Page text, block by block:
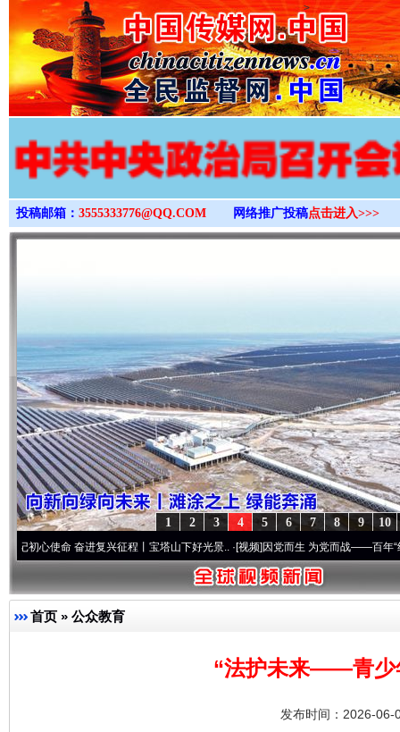
>
投稿邮箱： 3555333776@QQ.COM 网络推广投稿点击进入>>>
10
9
8
7
6
5
4
3
2
1
进复兴征程丨宝塔山下好光景..·[视频]因党而生 为党而战——百年“纪”事⑧加强纪
首页 » 公众教育
“法护未来——青少
发布时间：2026-